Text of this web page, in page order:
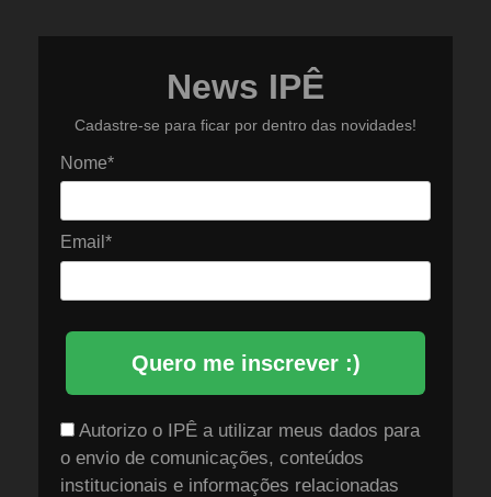
News IPÊ
Cadastre-se para ficar por dentro das novidades!
Nome*
Email*
Quero me inscrever :)
Autorizo o IPÊ a utilizar meus dados para
o envio de comunicações, conteúdos
institucionais e informações relacionadas